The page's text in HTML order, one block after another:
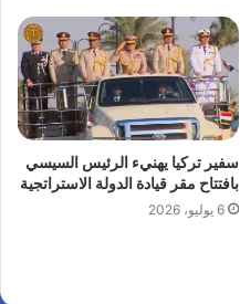
سفير تركيا يهنيء الرئيس السيسي
بافتتاح مقر قيادة الدولة الاستراتجية
6 يوليو، 2026